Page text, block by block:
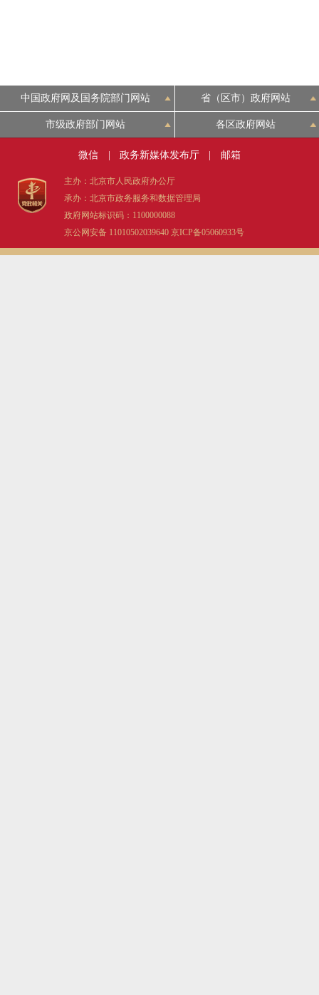
中国政府网及国务院部门网站 省（区市）政府网站
市级政府部门网站 各区政府网站
微信 政务新媒体发布厅 邮箱
主办：北京市人民政府办公厅
承办：北京市政务服务和数据管理局
政府网站标识码：1100000088
京公网安备 11010502039640 京ICP备05060933号